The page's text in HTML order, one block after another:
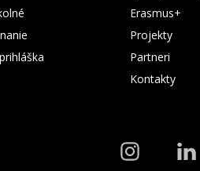
Erasmus+
Projekty
Partneri
Kontakty